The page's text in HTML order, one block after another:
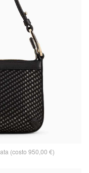
(costo 950,00 €)